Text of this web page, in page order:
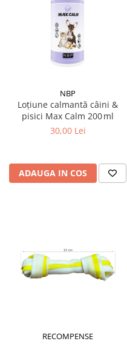
NBP
Loțiune calmantă câini &
pisici Max Calm 200 ml
30,00 Lei
ADAUGA IN COS
RECOMPENSE